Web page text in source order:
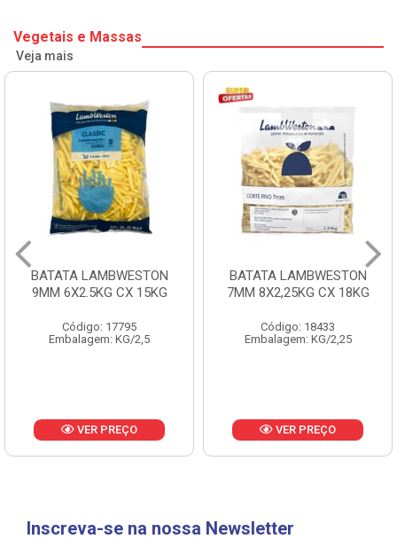
Vegetais e Massas
Veja mais
BATATA LAMBWESTON
9MM 6X2.5KG CX 15KG
Código: 17795
Embalagem: KG/2,5
VER PREÇO
BATATA LAMBWESTON
7MM 8X2,25KG CX 18KG
Código: 18433
Embalagem: KG/2,25
VER PREÇO
Inscreva-se na nossa Newsletter